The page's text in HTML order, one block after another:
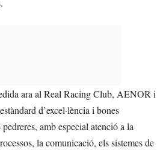
ara al Real Racing Club, AENOR i
d’excel·lència i bones
amb especial atenció a la
la comunicació, els sistemes de